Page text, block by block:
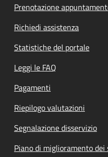
Prenotazione
Richiedi assistenza
Statistiche del portale
Leggi le FAQ
Pagamenti
Riepilogo valutazioni
Segnalazione disservizio
Piano di miglioramento dei